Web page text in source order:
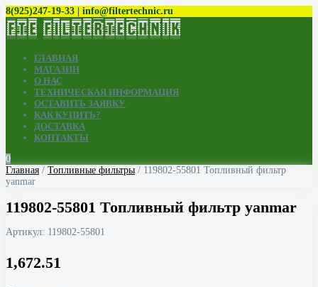
8(925)247-19-33 | info@filtertechnic.ru
ГЛАВНАЯ
МАГАЗИН
О НАС
ТЕХНИЧЕСКАЯ ИНФОРМАЦИЯ
ОСТАВИТЬ ЗАЯВКУ
КАК КУПИТЬ?
ДОСТАВКА
КОНТАКТЫ
0
Главная / Топливные фильтры / 119802-55801 Топливный фильтр
yanmar
119802-55801 Топливный фильтр yanmar
Артикул: 119802-55801
1,672.51